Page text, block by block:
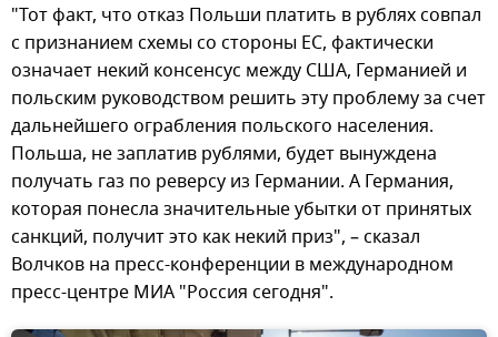
"Тот факт, что отказ Польши платить в рублях совпал
с признанием схемы со стороны ЕС, фактически
означает некий консенсус между США, Германией и
польским руководством решить эту проблему за счет
дальнейшего ограбления польского населения.
Польша, не заплатив рублями, будет вынуждена
получать газ по реверсу из Германии. А Германия,
которая понесла значительные убытки от принятых
санкций, получит это как некий приз", – сказал
Волчков на пресс-конференции в международном
пресс-центре МИА "Россия сегодня".